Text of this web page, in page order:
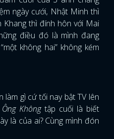
ngày cưới, Nhật Minh thì
Khang thì đính hôn với Mai
điều đó là mình đang
không hai” không kém
gì cứ tối nay bật TV lên
Khôngtập cuối là biết
là của ai? Cùng mình đón